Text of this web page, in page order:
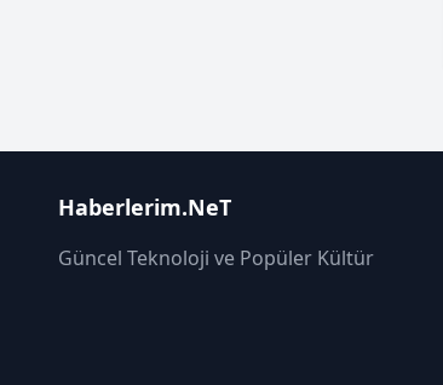
Haberlerim.NeT
Güncel Teknoloji ve Popüler Kültür